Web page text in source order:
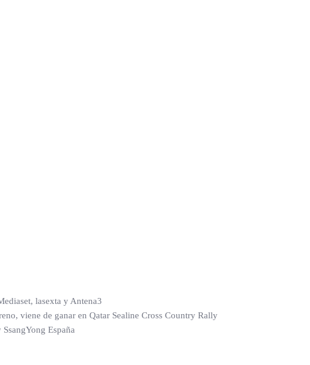
lasexta y Antena3
viene de ganar en Qatar Sealine Cross Country Rally
España